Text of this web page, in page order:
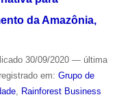
da Amazônia,
30/09/2020 — última
em: Grupo de
, Rainforest Business